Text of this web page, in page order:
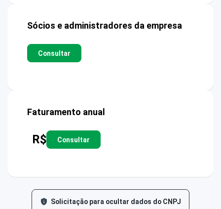
Sócios e administradores da empresa
Consultar
Faturamento anual
R$ Consultar
Solicitação para ocultar dados do CNPJ